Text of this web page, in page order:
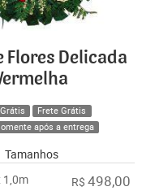
Flores Delicada
Frete Grátis
após a entrega
Tamanhos
1,0m
R$ 498,00